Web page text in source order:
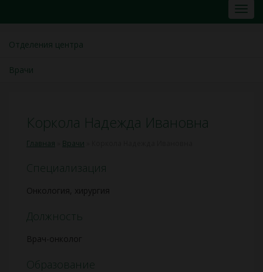
Отделения центра
Врачи
Коркола Надежда Ивановна
Главная Врачи
Специализация
Онкология, хирургия
Должность
Врач-онколог
Образование